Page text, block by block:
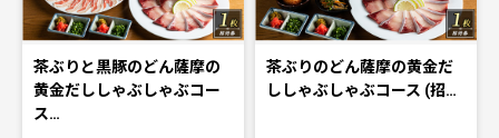
茶ぶりと黒豚のどん薩摩の
黄金だししゃぶしゃぶコー
ス…
茶ぶりのどん薩摩の黄金だ
ししゃぶしゃぶコース (招…